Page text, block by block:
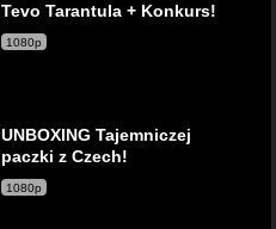
Tevo Tarantula + Konkurs!
1080p
UNBOXING Tajemniczej
paczki z Czech!
1080p